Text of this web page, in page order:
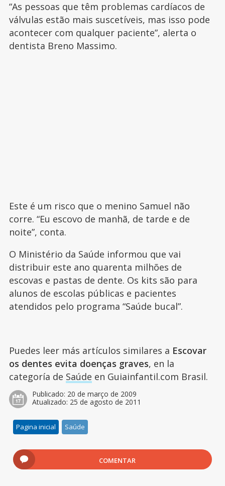
“As pessoas que têm problemas cardíacos de
válvulas estão mais suscetíveis, mas isso pode
acontecer com qualquer paciente”, alerta o
dentista Breno Massimo.
Este é um risco que o menino Samuel não
corre. “Eu escovo de manhã, de tarde e de
noite”, conta.
O Ministério da Saúde informou que vai
distribuir este ano quarenta milhões de
escovas e pastas de dente. Os kits são para
alunos de escolas públicas e pacientes
atendidos pelo programa “Saúde bucal”.
Puedes leer más artículos similares a Escovar
os dentes evita doenças graves, en la
categoría de Saúde en Guiainfantil.com Brasil.
Publicado: 20 de março de 2009
Atualizado: 25 de agosto de 2011
Pagina inicial Saúde
COMENTAR